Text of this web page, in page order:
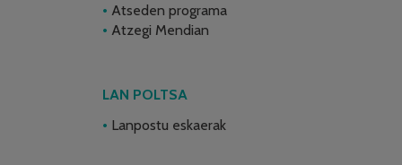
Atseden programa
Atzegi Mendian
LAN POLTSA
Lanpostu eskaerak